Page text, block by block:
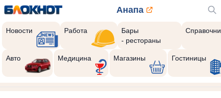
Анапа
Новости Работа
Бары
- рестораны
Авто Медицина Магазины Гостиницы